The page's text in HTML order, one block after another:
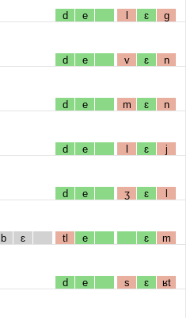
d e l ɛ g
d e v ɛ n
d e m ɛ n
d e l ɛ j
d e ʒ ɛ l
b ɛ tl e ɛ m
d e s ɛ ʁt